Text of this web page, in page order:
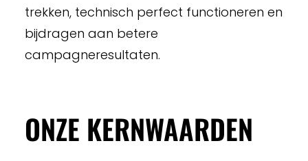
trekken, technisch perfect functioneren en
bijdragen aan betere
campagneresultaten.
ONZE KERNWAARDEN